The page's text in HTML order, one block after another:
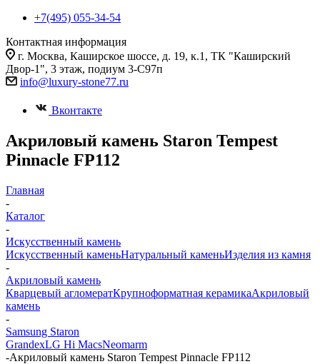
+7(495) 055-34-54
Контактная информация
г. Москва, Каширское шоссе, д. 19, к.1, ТК "Каширский
Двор-1", 3 этаж, подиум 3-С97п
info@luxury-stone77.ru
Вконтакте
Акриловый камень Staron Tempest
Pinnacle FP112
Главная
-
Каталог
-
Искусственный камень
Искусственный каменьНатуральный каменьИзделия из камня
-
Акриловый камень
Кварцевый агломератКрупноформатная керамикаАкриловый
камень
-
Samsung Staron
GrandexLG Hi MacsNeomarm
-Акриловый камень Staron Tempest Pinnacle FP112